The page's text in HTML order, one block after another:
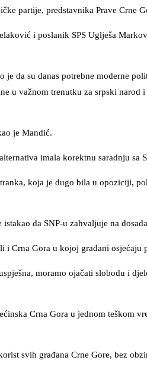
partije, predstavnika Prave Crne
i poslanik SPS Uglješa
je da su danas potrebne moderne
u važnom trenutku za srpski
je Mandić.
imala korektnu saradnju sa
koja je dugo bila u opoziciji,
da SNP-u zahvaljuje na
i Crna Gora u kojoj građani osjećaju
moramo ojačati slobodu i
Crna Gora u jednom teškom
svih građana Crne Gore, bez